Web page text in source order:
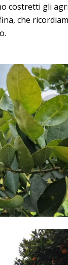
costretti gli
che